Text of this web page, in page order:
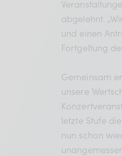
abgelehnt.
und einen
Fortgeltung
Gemeinsam
unsere
letzte Stufe
nun schon